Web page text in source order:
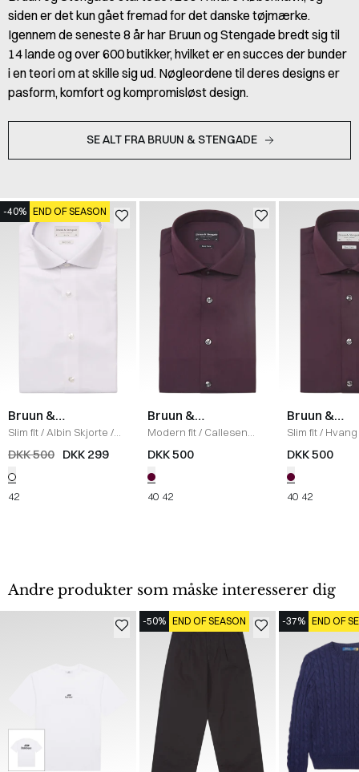
siden er det kun gået fremad for det danske tøjmærke.
Igennem de seneste 8 år har Bruun og Stengade bredt sig til
14 lande og over 600 butikker, hvilket er en succes der bunder
i en teori om at skille sig ud. Nøgleordene til deres designs er
pasform, komfort og kompromisløst design.
SE ALT FRA BRUUN & STENGADE
-40% END OF SEASON
Bruun &
Stengade
Slim fit/ Albin Skjorte /
WHITE
DKK 500 DKK 299
42
Bruun &
Stengade
Modern fit/ Callesen
Skjorte/ BORDEAUX
DKK 500
40 42
Bruun &
Stengade
Slim fit/
BORDEAUX
DKK 500
40 42
Andre produkter som måske interesserer dig
-50% END OF SEASON -37% END OF